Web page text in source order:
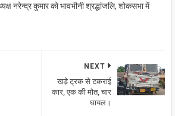
नरेन्द्र कुमार को भावभीनी श्रद्धांजलि, शोकसभा में
NEXT
खड़े ट्रक से टकराई
कार, एक की मौत, चार
घायल।